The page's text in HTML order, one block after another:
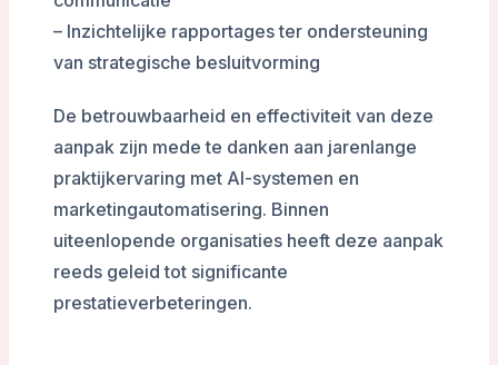
– Inzichtelijke rapportages ter ondersteuning
van strategische besluitvorming
De betrouwbaarheid en effectiviteit van deze
aanpak zijn mede te danken aan jarenlange
praktijkervaring met AI-systemen en
marketingautomatisering. Binnen
uiteenlopende organisaties heeft deze aanpak
reeds geleid tot significante
prestatieverbeteringen.